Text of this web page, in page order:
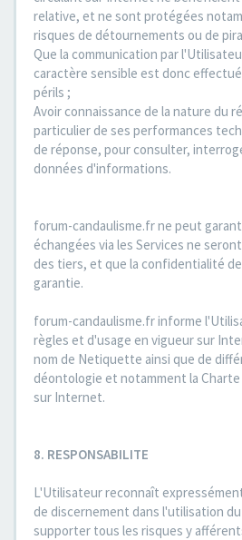
relative, et ne sont protégées
risques de détournements ou de
Que la communication par
caractère sensible est donc
périls ;
Avoir connaissance de la nature du
particulier de ses performances
de réponse, pour consulter,
données d'informations.
forum-candaulisme.fr ne peut
échangées via les Services ne
des tiers, et que la confidentialité
garantie.
forum-candaulisme.fr informe
règles et d'usage en vigueur sur
nom de Netiquette ainsi que de
déontologie et notamment la
sur Internet.
8. RESPONSABILITE
L'Utilisateur reconnaît
de discernement dans l'utilisation
supporter tous les risques y